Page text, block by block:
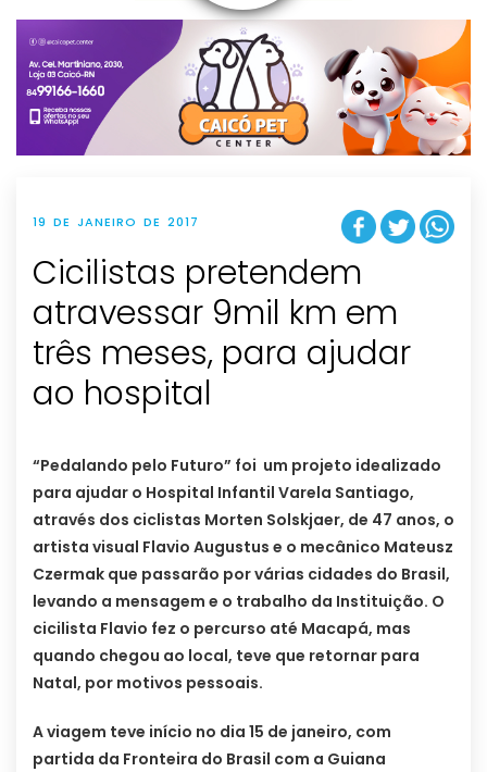
v
g
t
i
o
n
19 DE JANEIRO DE 2017
Cicilistas pretendem
atravessar 9mil km em
três meses, para ajudar
ao hospital
“Pedalando pelo Futuro” foi um projeto idealizado
para ajudar o Hospital Infantil Varela Santiago,
através dos ciclistas Morten Solskjaer, de 47 anos, o
artista visual Flavio Augustus e o mecânico Mateusz
Czermak que passarão por várias cidades do Brasil,
levando a mensagem e o trabalho da Instituição. O
cicilista Flavio fez o percurso até Macapá, mas
quando chegou ao local, teve que retornar para
Natal, por motivos pessoais.
A viagem teve início no dia 15 de janeiro, com
partida da Fronteira do Brasil com a Guiana